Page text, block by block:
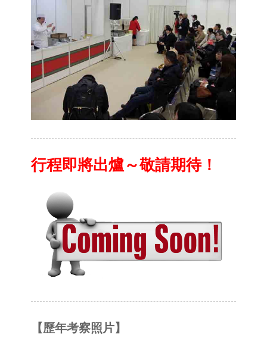
行程即將出爐～敬請期待！
【歷年考察照片】